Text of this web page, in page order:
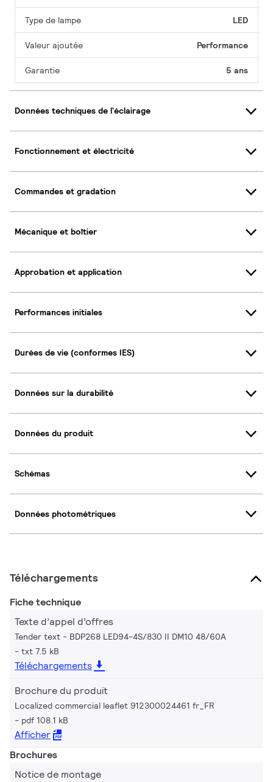
Type de lampe LED
Valeur ajoutée Performance
Garantie 5 ans
Données techniques de l'éclairage
Fonctionnement et électricité
Commandes et gradation
Mécanique et boîtier
Approbation et application
Performances initiales
Durées de vie (conformes IES)
Données sur la durabilité
Données du produit
Schémas
Données photométriques
Téléchargements
Fiche technique
Texte d’appel d’offres
Tender text - BDP268 LED94-4S/830 II DM10 48/60A
txt 7.5 kB
Téléchargements
Brochure du produit
Localized commercial leaflet 912300024461 fr_FR
pdf 108.1 kB
Afficher
Brochures
Notice de montage